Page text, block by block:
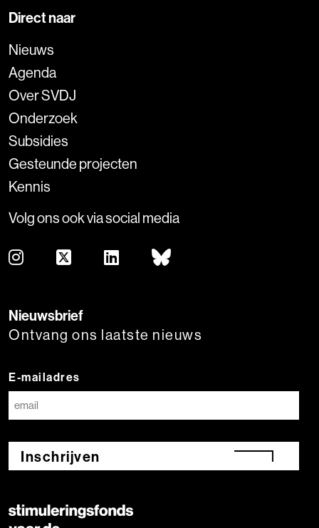
Direct naar
Nieuws
Agenda
Over SVDJ
Onderzoek
Subsidies
Gesteunde projecten
Kennis
Volg ons ook via social media
Nieuwsbrief
Ontvang ons laatste nieuws
E-mailadres
Inschrijven